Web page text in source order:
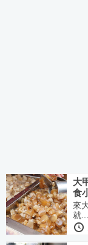
大
食
來
就...